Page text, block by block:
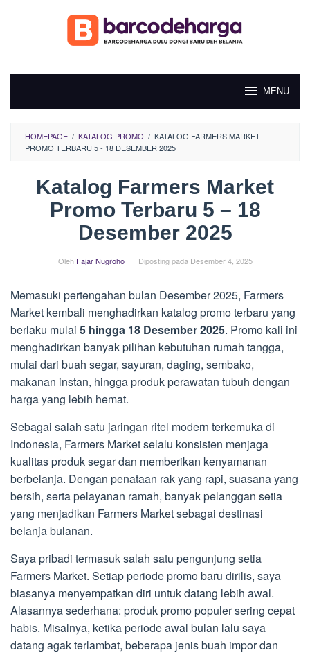
MENU
HOMEPAGE / KATALOG PROMO / KATALOG FARMERS MARKET
PROMO TERBARU 5 - 18 DESEMBER 2025
Katalog Farmers Market
Promo Terbaru 5 – 18
Desember 2025
Oleh Fajar Nugroho Diposting pada Desember 4, 2025
Memasuki pertengahan bulan Desember 2025, Farmers
Market kembali menghadirkan katalog promo terbaru yang
berlaku mulai 5 hingga 18 Desember 2025. Promo kali ini
menghadirkan banyak pilihan kebutuhan rumah tangga,
mulai dari buah segar, sayuran, daging, sembako,
makanan instan, hingga produk perawatan tubuh dengan
harga yang lebih hemat.
Sebagai salah satu jaringan ritel modern terkemuka di
Indonesia, Farmers Market selalu konsisten menjaga
kualitas produk segar dan memberikan kenyamanan
berbelanja. Dengan penataan rak yang rapi, suasana yang
bersih, serta pelayanan ramah, banyak pelanggan setia
yang menjadikan Farmers Market sebagai destinasi
belanja bulanan.
Saya pribadi termasuk salah satu pengunjung setia
Farmers Market. Setiap periode promo baru dirilis, saya
biasanya menyempatkan diri untuk datang lebih awal.
Alasannya sederhana: produk promo populer sering cepat
habis. Misalnya, ketika periode awal bulan lalu saya
datang agak terlambat, beberapa jenis buah impor dan